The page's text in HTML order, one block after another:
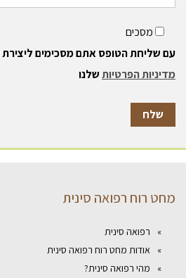
מסכים
עם שליחת הטופס אתם מסכימים
מדיניות הפרטיותשלנו
מחט רוח רפואה סינית
רפואה סינית
אודות מחט רוח רפואה סינית
מהי רפואה סינית?